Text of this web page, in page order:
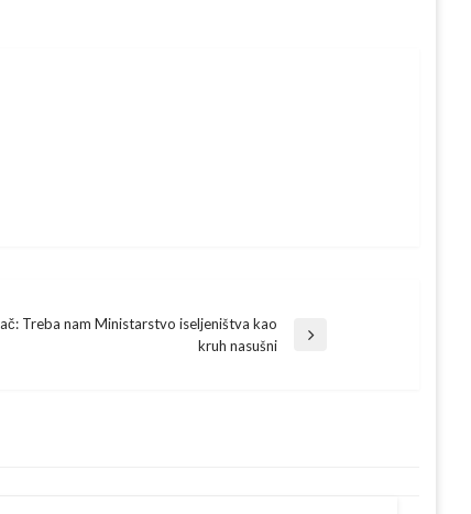
Treba nam Ministarstvo iseljeništva kao
kruh nasušni